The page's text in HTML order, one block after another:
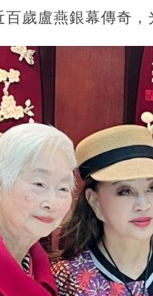
歲盧燕銀幕傳奇，